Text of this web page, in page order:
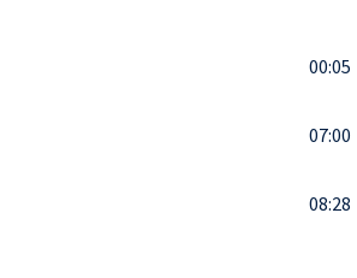
00:05
07:00
08:28